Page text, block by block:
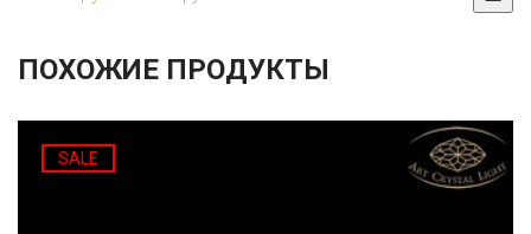
ПОХОЖИЕ ПРОДУКТЫ
SALE